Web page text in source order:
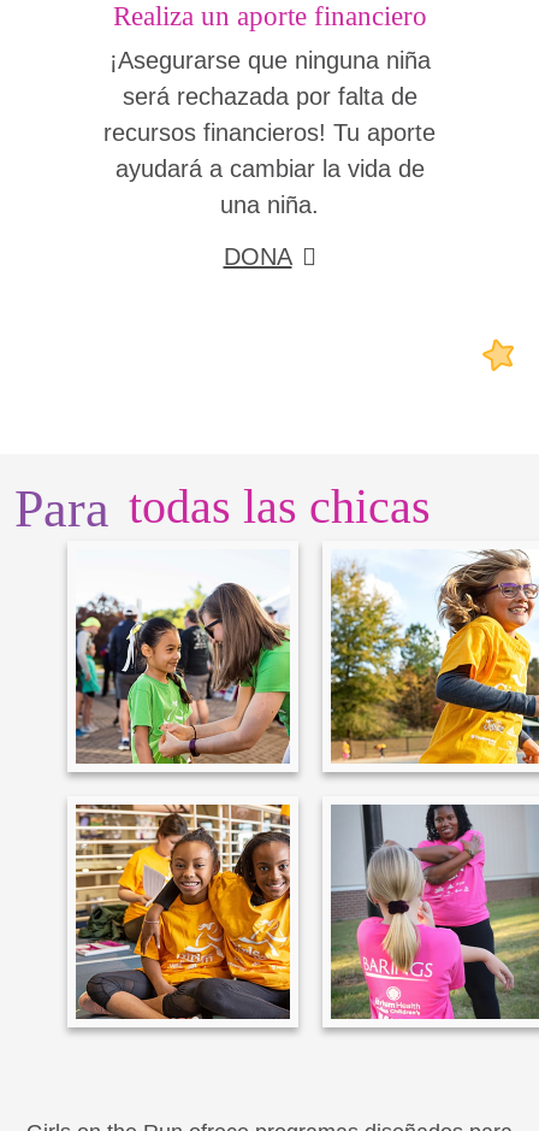
Realiza un aporte financiero
¡Asegurarse que ninguna niña
será rechazada por falta de
recursos financieros! Tu aporte
ayudará a cambiar la vida de
una niña.
DONA
Para todas las chicas